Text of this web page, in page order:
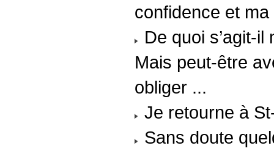
confidence et
De quoi s’agit-
Mais peut-être
obliger ...
Je retourne à
Sans doute